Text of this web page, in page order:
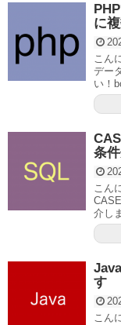
に
こん
デー
い！
条
こん
介し
す
こん